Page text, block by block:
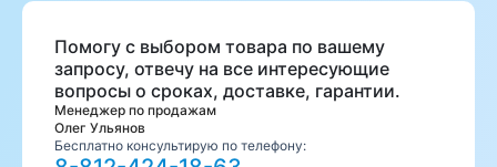
Помогу с выбором товара по вашему
запросу, отвечу на все интересующие
вопросы о сроках, доставке, гарантии.
Менеджер по продажам
Олег Ульянов
Бесплатно консультирую по телефону: